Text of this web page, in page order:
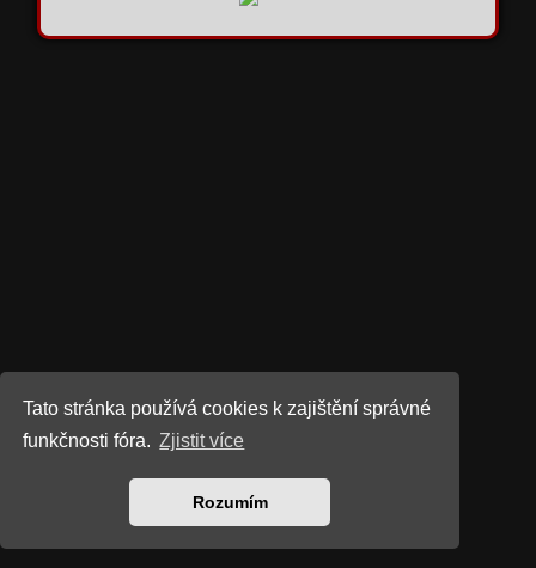
Tato stránka používá cookies k zajištění správné
funkčnosti fóra. Zjistit více
Rozumím